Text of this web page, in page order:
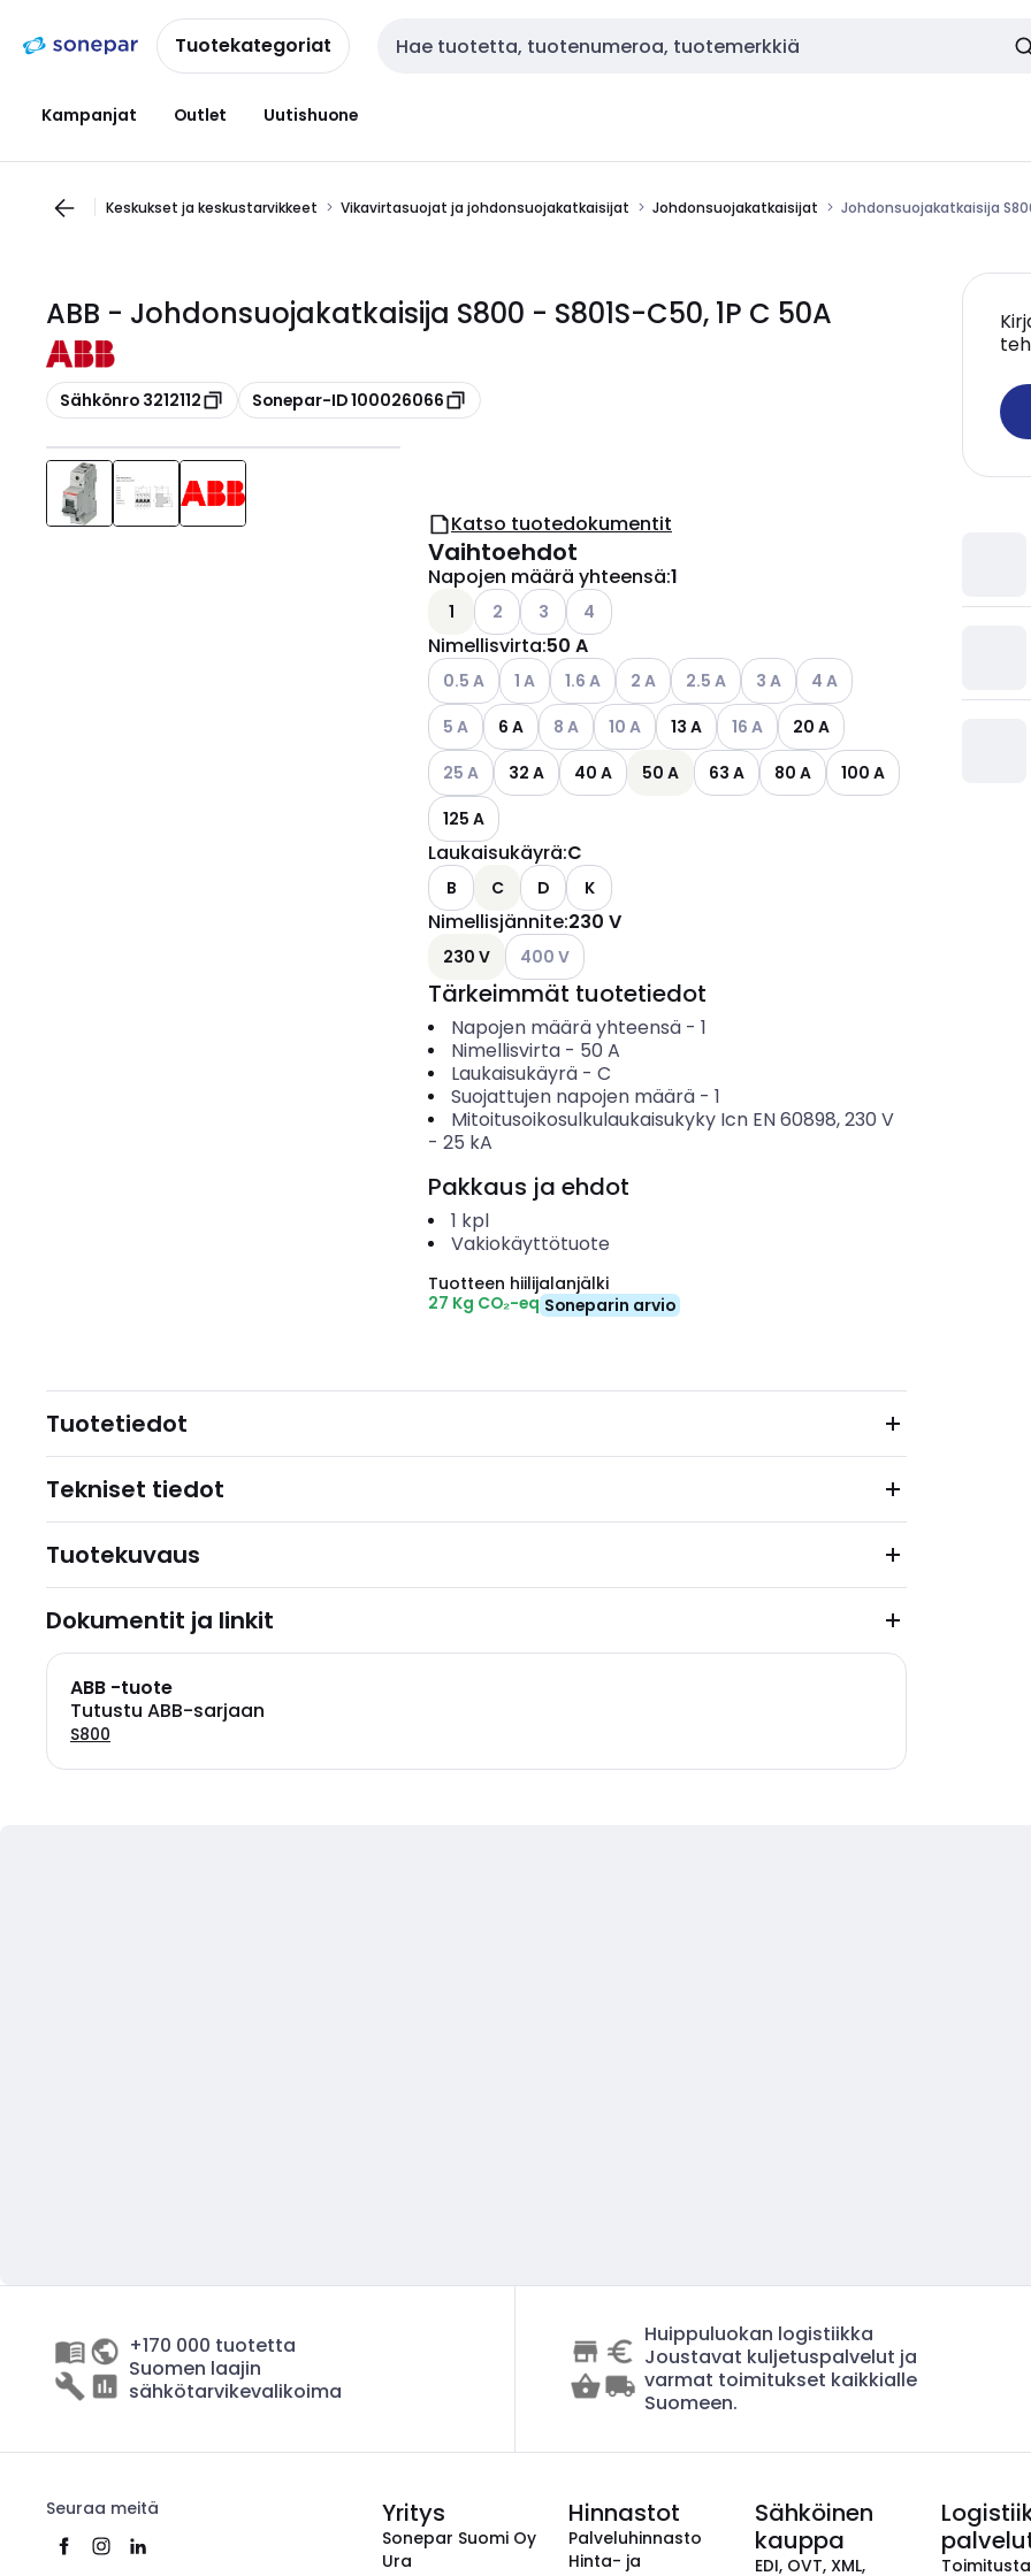
navigointiinsisältöönTuotekategoriat Haku
Kampanjat Outlet Uutishuone
Keskukset ja keskustarvikkeet Vikavirtasuojat ja johdonsuojakatkaisijat Johdonsuojakatkaisijat Johdonsuojakatkaisija
ABB - Johdonsuojakatkaisija S800 - S801S-C50, 1P C 50A
Kopioi
Sähkönro 3212112 Kopioi
Sonepar-ID 100026066
Katso tuotedokumentit
Vaihtoehdot
Napojen määrä yhteensä:1
1 Katso käytettävissä olevat vaihtoehdot
2 Katso käytettävissä olevat vaihtoehdot
3 Katso käytettävissä olevat vaihtoehdot
4
Nimellisvirta:50 A
Katso käytettävissä olevat vaihtoehdot
0.5 A Katso käytettävissä olevat vaihtoehdot
1 A Katso käytettävissä olevat vaihtoehdot
1.6 A Katso käytettävissä olevat vaihtoehdot
2 A Katso käytettävissä olevat vaihtoehdot
2.5 A Katso käytettävissä olevat
3 A Katso käytettävissä olevat
4 A
Katso käytettävissä olevat vaihtoehdot
5 A 6 A Katso käytettävissä olevat vaihtoehdot
8 A Katso käytettävissä olevat vaihtoehdot
10 A 13 A Katso käytettävissä olevat vaihtoehdot
16 A
20 A
Katso käytettävissä olevat vaihtoehdot
25 A 32 A 40 A 50 A 63 A 80 A
100 A
125 A
Laukaisukäyrä:C
B C D K
Nimellisjännite:230 V
230 V Katso käytettävissä olevat vaihtoehdot
400 V
Tärkeimmät tuotetiedot
Napojen määrä yhteensä- 1
Nimellisvirta- 50 A
Laukaisukäyrä- C
Suojattujen napojen määrä- 1
Mitoitusoikosulkulaukaisukyky Icn EN 60898, 230 V
- 25 kA
Pakkaus ja ehdot
1 kpl
Vakiokäyttötuote
Tuotteen hiilijalanjälki
27 Kg CO₂-eq Soneparin arvio
Tuotetiedot
Tekniset tiedot
Tuotekuvaus
Dokumentit ja linkit
ABB -tuote
Tutustu ABB-sarjaan
S800
+170 000 tuotetta
Suomen laajin
sähkötarvikevalikoima
Huippuluokan logistiikka
Joustavat kuljetuspalvelut ja
varmat toimitukset kaikkialle
Suomeen.
Seuraa meitä Yritys
Sonepar Suomi Oy
Ura
Hinnastot
Palveluhinnasto
Hinta- ja
Sähköinen
kauppa
EDI, OVT, XML,